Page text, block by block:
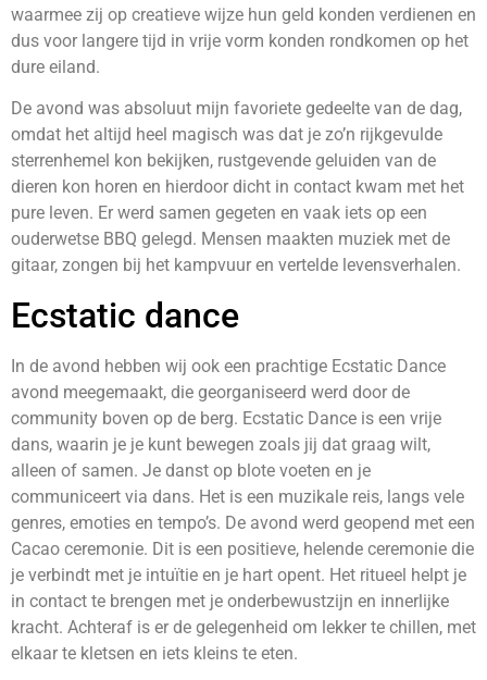
waarmee zij op creatieve wijze hun geld konden verdienen en
dus voor langere tijd in vrije vorm konden rondkomen op het
dure eiland.
De avond was absoluut mijn favoriete gedeelte van de dag,
omdat het altijd heel magisch was dat je zo’n rijkgevulde
sterrenhemel kon bekijken, rustgevende geluiden van de
dieren kon horen en hierdoor dicht in contact kwam met het
pure leven. Er werd samen gegeten en vaak iets op een
ouderwetse BBQ gelegd. Mensen maakten muziek met de
gitaar, zongen bij het kampvuur en vertelde levensverhalen.
Ecstatic dance
In de avond hebben wij ook een prachtige Ecstatic Dance
avond meegemaakt, die georganiseerd werd door de
community boven op de berg. Ecstatic Dance is een vrije
dans, waarin je je kunt bewegen zoals jij dat graag wilt,
alleen of samen. Je danst op blote voeten en je
communiceert via dans. Het is een muzikale reis, langs vele
genres, emoties en tempo’s. De avond werd geopend met een
Cacao ceremonie. Dit is een positieve, helende ceremonie die
je verbindt met je intuïtie en je hart opent. Het ritueel helpt je
in contact te brengen met je onderbewustzijn en innerlijke
kracht. Achteraf is er de gelegenheid om lekker te chillen, met
elkaar te kletsen en iets kleins te eten.